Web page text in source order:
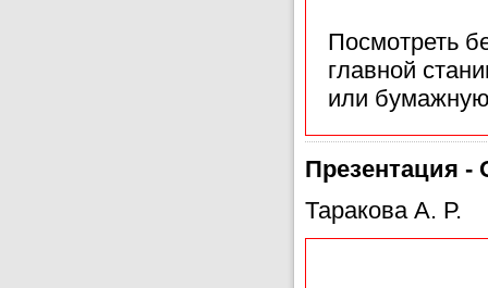
Посмотреть
главной
или
Презентация -
Таракова А. Р.